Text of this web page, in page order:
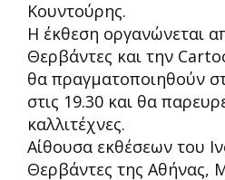
Κουντούρης.
Η έκθεση οργανώνεται
Θερβάντες και την
θα πραγματοποιηθούν
στις 19.30 και θα
καλλιτέχνες.
Αίθουσα εκθέσεων του
Θερβάντες της Αθήνας,